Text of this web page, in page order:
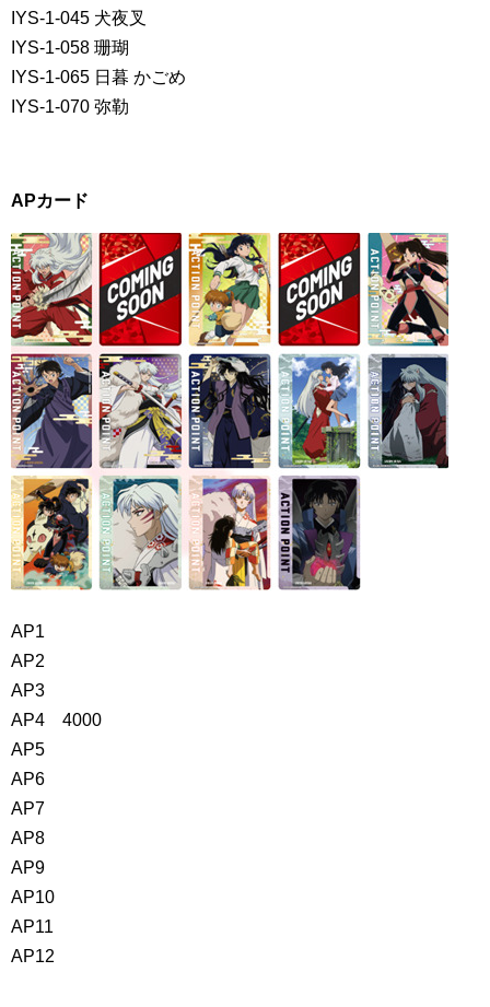
IYS-1-045 犬夜叉
IYS-1-058 珊瑚
IYS-1-065 日暮 かごめ
IYS-1-070 弥勒
APカード
AP1
AP2
AP3
AP4 4000
AP5
AP6
AP7
AP8
AP9
AP10
AP11
AP12